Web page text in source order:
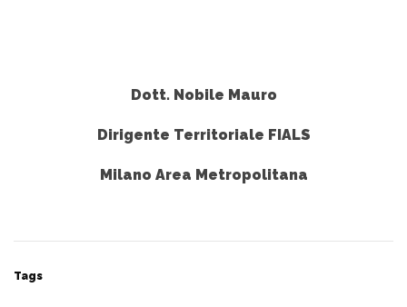
Dott. Nobile Mauro
Dirigente Territoriale FIALS
Milano Area Metropolitana
Tags